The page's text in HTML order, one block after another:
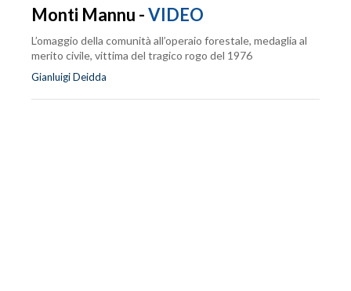
Monti Mannu -VIDEO
L’omaggio della comunità all’operaio forestale, medaglia al
merito civile, vittima del tragico rogo del 1976
Gianluigi Deidda